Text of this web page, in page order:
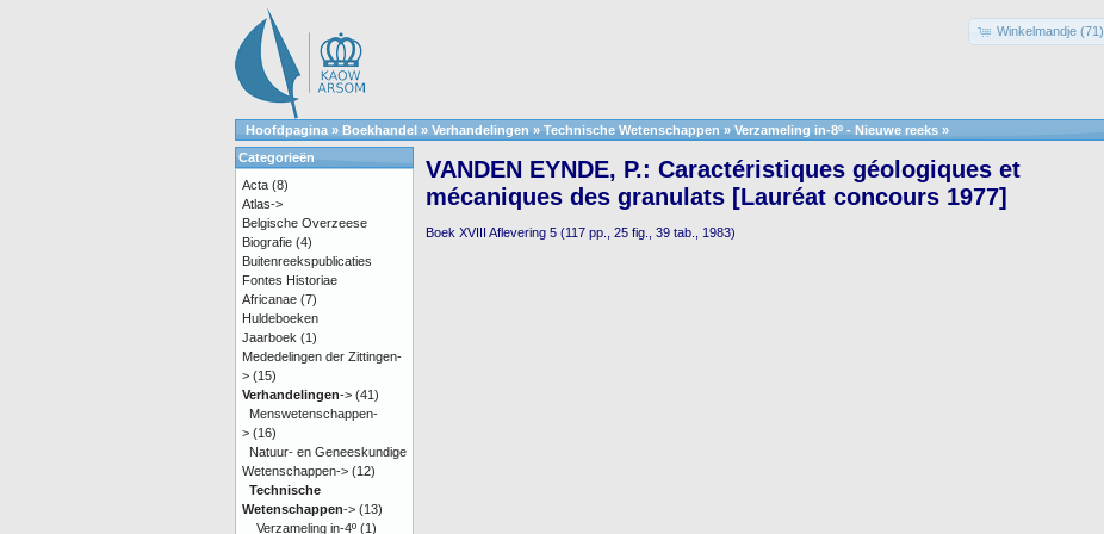
Winkelmandje (71)
Hoofdpagina » Boekhandel » Verhandelingen » Technische Wetenschappen » Verzameling in-8º - Nieuwe reeks »
VANDEN EYNDE, P.: Caractéristiques géologiques et
mécaniques des granulats [Lauréat concours 1977]
Boek XVIII Aflevering 5 (117 pp., 25 fig., 39 tab., 1983)
Categorieën
Acta (8)
Atlas->
Belgische Overzeese
Biografie (4)
Buitenreekspublicaties
Fontes Historiae
Africanae (7)
Huldeboeken
Jaarboek (1)
Mededelingen der Zittingen-
> (15)
Verhandelingen-> (41)
Menswetenschappen-
> (16)
Natuur- en Geneeskundige
Wetenschappen-> (12)
Technische
Wetenschappen-> (13)
Verzameling in-4º (1)